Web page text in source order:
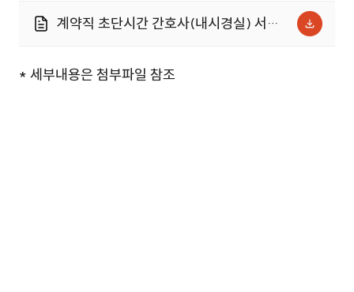
계약직 초단시간 간호사(내시경실) 서류
* 세부내용은 첨부파일 참조